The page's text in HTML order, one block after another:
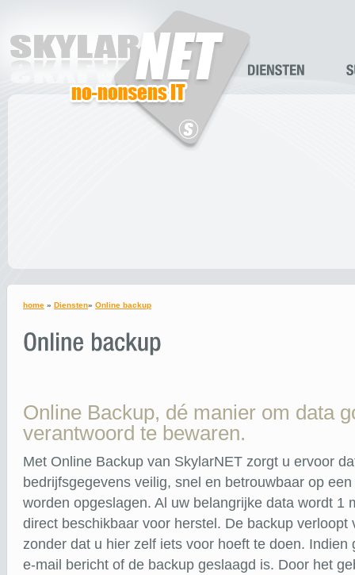
home » Diensten» Online backup
Online Backup, dé manier om data
verantwoord te bewaren.
Met Online Backup van SkylarNET zorgt u ervoor
bedrijfsgegevens veilig, snel en betrouwbaar op
worden opgeslagen. Al uw belangrijke data wordt 1
direct beschikbaar voor herstel. De backup verloopt
zonder dat u hier zelf iets voor hoeft te doen. Indien
e-mail bericht of de backup geslaagd is. Door het